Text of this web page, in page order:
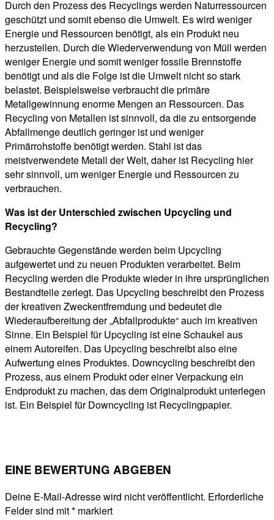
Durch den Prozess des Recyclings werden Naturressourcen
geschützt und somit ebenso die Umwelt. Es wird weniger
Energie und Ressourcen benötigt, als ein Produkt neu
herzustellen. Durch die Wiederverwendung von Müll werden
weniger Energie und somit weniger fossile Brennstoffe
benötigt und als die Folge ist die Umwelt nicht so stark
belastet. Beispielsweise verbraucht die primäre
Metallgewinnung enorme Mengen an Ressourcen. Das
Recycling von Metallen ist sinnvoll, da die zu entsorgende
Abfallmenge deutlich geringer ist und weniger
Primärrohstoffe benötigt werden. Stahl ist das
meistverwendete Metall der Welt, daher ist Recycling hier
sehr sinnvoll, um weniger Energie und Ressourcen zu
verbrauchen.
Was ist der Unterschied zwischen Upcycling und
Recycling?
Gebrauchte Gegenstände werden beim Upcycling
aufgewertet und zu neuen Produkten verarbeitet. Beim
Recycling werden die Produkte wieder in ihre ursprünglichen
Bestandteile zerlegt. Das Upcycling beschreibt den Prozess
der kreativen Zweckentfremdung und bedeutet die
Wiederaufbereitung der „Abfallprodukte“ auch im kreativen
Sinne. Ein Beispiel für Upcycling ist eine Schaukel aus
einem Autoreifen. Das Upcycling beschreibt also eine
Aufwertung eines Produktes. Downcycling beschreibt den
Prozess, aus einem Produkt oder einer Verpackung ein
Endprodukt zu machen, das dem Originalprodukt unterlegen
ist. Ein Beispiel für Downcycling ist Recyclingpapier.
EINE BEWERTUNG ABGEBEN
Deine E-Mail-Adresse wird nicht veröffentlicht. Erforderliche
Felder sind mit* markiert